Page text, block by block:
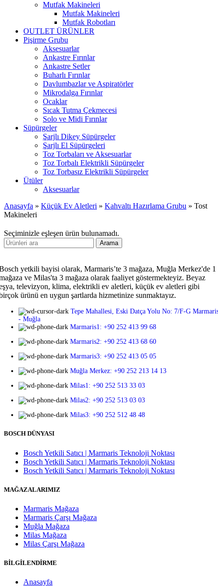
Mutfak Makineleri
Mutfak Makineleri
Mutfak Robotları
OUTLET ÜRÜNLER
Pişirme Grubu
Aksesuarlar
Ankastre Fırınlar
Ankastre Setler
Buharlı Fırınlar
Davlumbazlar ve Aspiratörler
Mikrodalga Fırınlar
Ocaklar
Sıcak Tutma Çekmecesi
Solo ve Midi Fırınlar
Süpürgeler
Şarjlı Dikey Süpürgeler
Şarjlı El Süpürgeleri
Toz Torbaları ve Aksesuarlar
Toz Torbalı Elektrikli Süpürgeler
Toz Torbasız Elektrikli Süpürgeler
Ütüler
Aksesuarlar
Anasayfa » Küçük Ev Aletleri » Kahvaltı Hazırlama Grubu » Tost
Makineleri
Seçiminizle eşleşen ürün bulunamadı.
Arama
yetkili bayisi olarak, Marmaris’te 3 mağaza, Muğla Merkez'de 1
ve Milas'ta 3 mağaza olarak faaliyet göstermekteyiz. Beyaz
televizyon, klima, elektrikli ev aletleri, küçük ev aletleri gibi
ürünü en uygun şartlarda hizmetinize sunmaktayız.
Tepe Mahallesi, Eski Datça Yolu No: 7/F-G
- Muğla
Marmaris1: +90 252 413 99 68
Marmaris2: +90 252 413 68 60
Marmaris3: +90 252 413 05 05
Muğla Merkez: +90 252 213 14 13
Milas1: +90 252 513 33 03
Milas2: +90 252 513 03 03
Milas3: +90 252 512 48 48
BOSCH DÜNYASI
Bosch Yetkili Satıcı | Marmaris Teknoloji Noktası
Bosch Yetkili Satıcı | Marmaris Teknoloji Noktası
Bosch Yetkili Satıcı | Marmaris Teknoloji Noktası
MAĞAZALARIMIZ
Marmaris Mağaza
Marmaris Çarşı Mağaza
Muğla Mağaza
Milas Mağaza
Milas Çarşı Mağaza
BİLGİLENDİRME
Anasayfa